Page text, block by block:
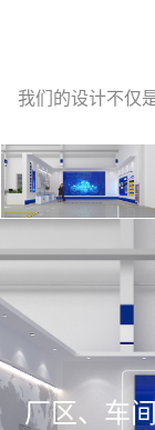
我们的设计不仅
厂区、车